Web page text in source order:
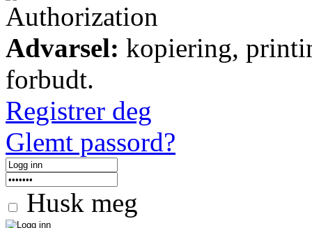
Authorization
Advarsel: kopiering,
forbudt.
Registrer deg
Glemt passord?
Husk meg